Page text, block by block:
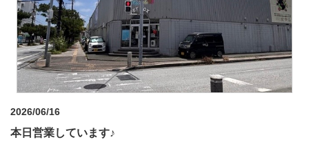
2026/06/16
本日営業しています♪